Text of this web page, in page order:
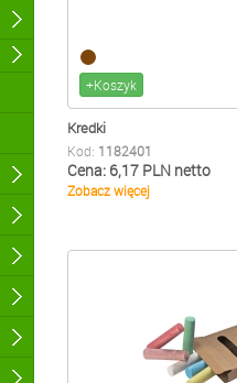
+Koszyk
Kredki
Kod: 1182401
Cena: 6,17 PLN netto
Zobacz więcej